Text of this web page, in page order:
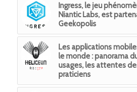
Ingress, le jeu
Niantic Labs, est
Geekopolis
Les applications
le monde : panorama
usages, les attentes
praticiens